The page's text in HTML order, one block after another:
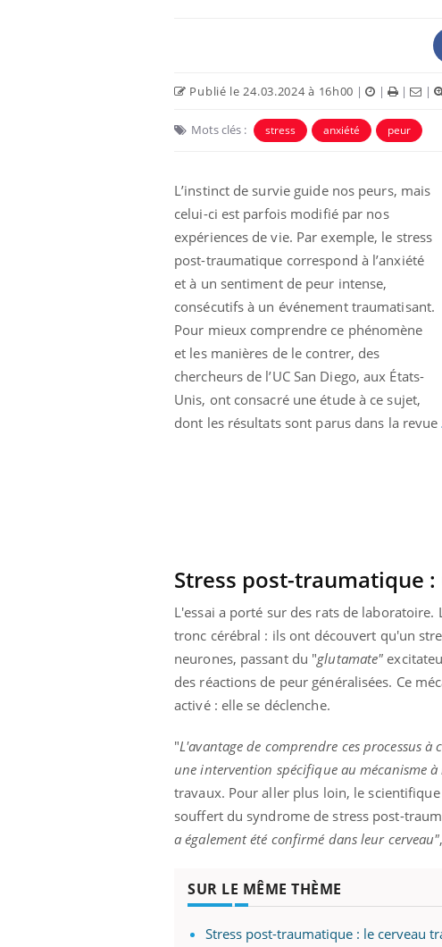
Publié le 24.03.2024 à 16h00 | | | |
Mots clés : stress anxiété peur
L’instinct de survie guide nos peurs, mais
celui-ci est parfois modifié par nos
expériences de vie. Par exemple, le stress
post-traumatique correspond à l’anxiété
et à un sentiment de peur intense,
consécutifs à un événement traumatisant.
Pour mieux comprendre ce phénomène
et les manières de le contrer, des
chercheurs de l’UC San Diego, aux États-
Unis, ont consacré une étude à ce sujet,
dont les résultats sont parus dans la revue
Stress post-traumatique :
L'essai a porté sur des rats de
tronc cérébral : ils ont découvert qu'un
neurones, passant du "glutamate"
des réactions de peur généralisées. Ce
activé : elle se déclenche.
"L'avantage de comprendre ces processus à
une intervention spécifique au mécanisme
travaux. Pour aller plus loin, le
souffert du syndrome de stress post-
a également été confirmé dans leur cerveau"
SUR LE MÊME THÈME
Stress post-traumatique : le cerveau
préparer pour l’été !Youtube
L'été arrive… et avec lui, un tout nouveau
rythme de vie ! Vacances, plage, piscine,
soleil, activités en plein air… Nos mains
Le
diabète,
défis,